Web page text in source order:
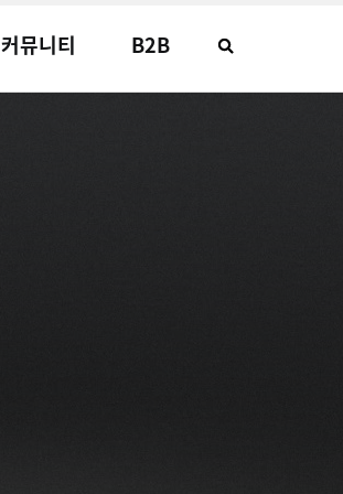
커뮤니티 B2B